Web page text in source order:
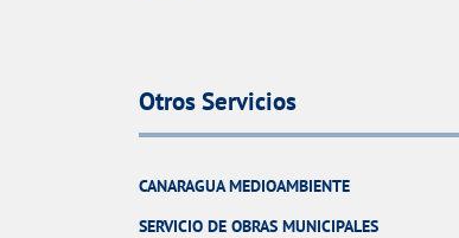
Otros Servicios
CANARAGUA MEDIOAMBIENTE
SERVICIO DE OBRAS MUNICIPALES